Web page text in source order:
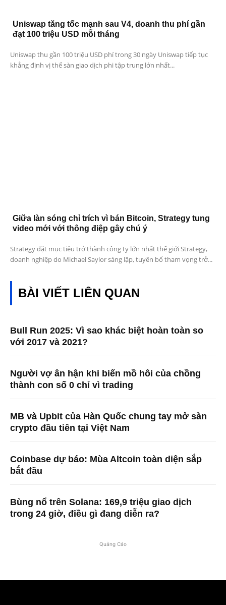
Uniswap tăng tốc mạnh sau V4, doanh thu phí gần
đạt 100 triệu USD mỗi tháng
Uniswap thu gần 100 triệu USD phí trong 30 ngày Uniswap tiếp tục
khẳng định vị thế sàn giao dịch phi tập trung lớn nhất...
Giữa làn sóng chỉ trích vì bán Bitcoin, Strategy tung
video mới với thông điệp gây chú ý
Strategy đặt mục tiêu trở thành công ty lớn nhất thế giới Strategy,
doanh nghiệp do Michael Saylor sáng lập, tuyên bố tham vọng trở...
BÀI VIẾT LIÊN QUAN
Bull Run 2025: Vì sao khác biệt hoàn toàn so
với 2017 và 2021?
Người vợ ân hận khi biến mồ hôi của chồng
thành con số 0 chỉ vì trading
MB và Upbit của Hàn Quốc chung tay mở sàn
crypto đầu tiên tại Việt Nam
Coinbase dự báo: Mùa Altcoin toàn diện sắp
bắt đầu
Bùng nổ trên Solana: 169,9 triệu giao dịch
trong 24 giờ, điều gì đang diễn ra?
Quảng Cáo